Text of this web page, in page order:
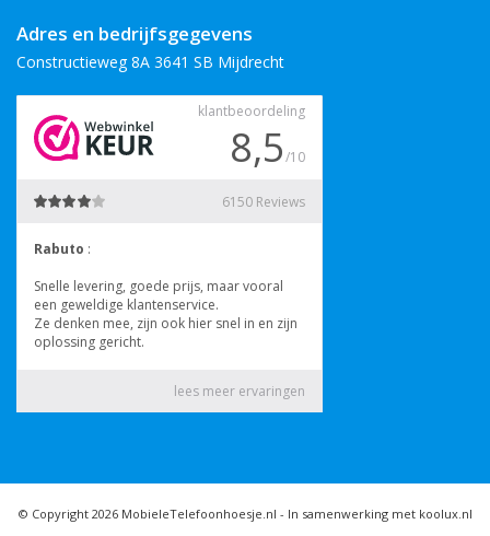
Adres en bedrijfsgegevens
Constructieweg 8A 3641 SB Mijdrecht
© Copyright 2026 MobieleTelefoonhoesje.nl - In samenwerking met koolux.nl